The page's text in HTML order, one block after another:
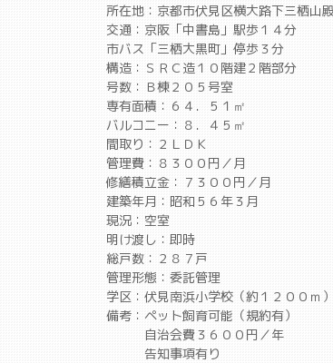
所在地：京都市伏見区横大路下三栖山
交通：京阪「中書島」駅歩１４分
市バス「三栖大黒町」停歩３分
構造：ＳＲＣ造１０階建２階部分
号数：Ｂ棟２０５号室
専有面積：６４．５１㎡
バルコニー：８．４５㎡
間取り：２ＬＤＫ
管理費：８３００円／月
修繕積立金：７３００円／月
建築年月：昭和５６年３月
現況：空室
明け渡し：即時
総戸数：２８７戸
管理形態：委託管理
学区：伏見南浜小学校（約１２００ｍ
備考：ペット飼育可能（規約有）
自治会費３６００円／年
告知事項有り